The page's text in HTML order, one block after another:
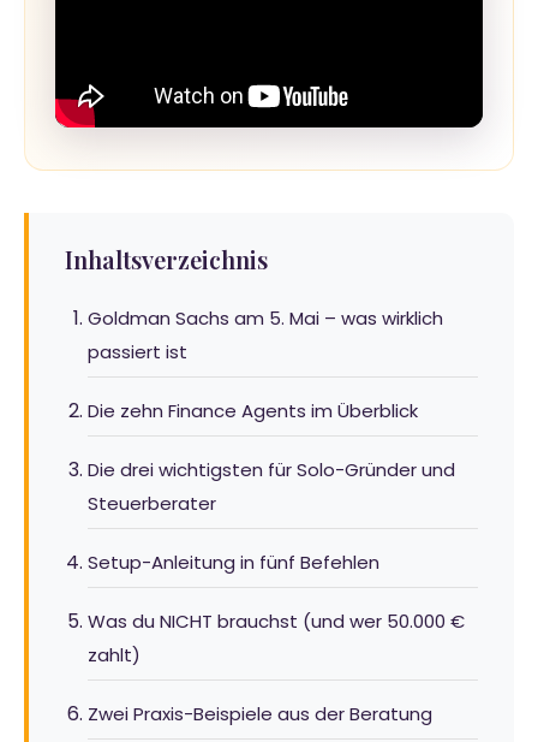
Inhaltsverzeichnis
Goldman Sachs am 5. Mai – was wirklich
passiert ist
Die zehn Finance Agents im Überblick
Die drei wichtigsten für Solo-Gründer und
Steuerberater
Setup-Anleitung in fünf Befehlen
Was du NICHT brauchst (und wer 50.000 €
zahlt)
Zwei Praxis-Beispiele aus der Beratung